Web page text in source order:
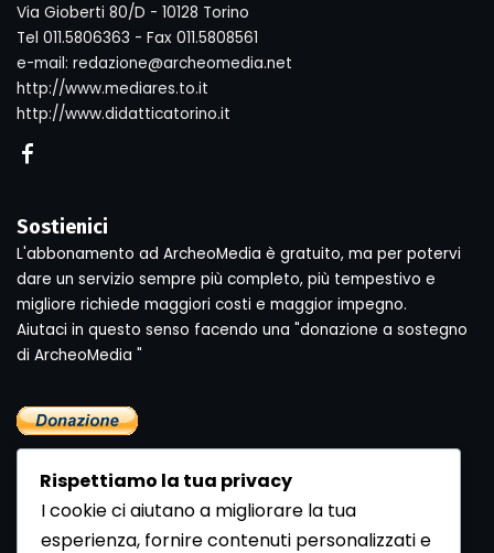
Via Gioberti 80/D - 10128 Torino
Tel 011.5806363 - Fax 011.5808561
e-mail: redazione@archeomedia.net
http://www.mediares.to.it
http://www.didatticatorino.it
Sostienici
L'abbonamento ad ArcheoMedia è gratuito, ma per potervi
dare un servizio sempre più completo, più tempestivo e
migliore richiede maggiori costi e maggior impegno.
Aiutaci in questo senso facendo una "donazione a sostegno
di ArcheoMedia "
Rispettiamo la tua privacy
I cookie ci aiutano a migliorare la tua
esperienza, fornire contenuti personalizzati e